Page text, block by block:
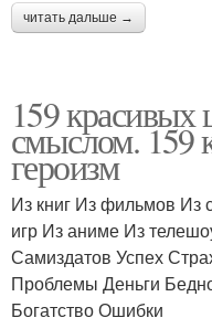
читать дальше →
159 красивых
смыслом. 159
героизм
Из книг Из фильмов Из
игр Из аниме Из
Самиздатов Успех
Проблемы Деньги
Богатство Ошибки